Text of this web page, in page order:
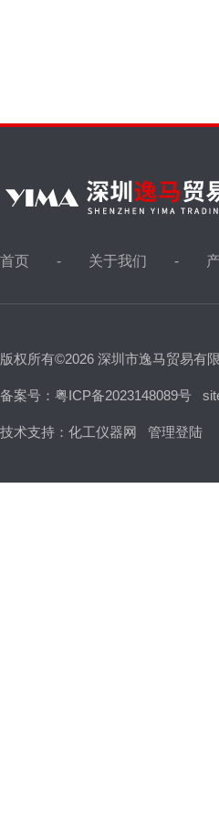
首页 关于我们
版权所有©2026 深圳市逸马贸易有
备案号：粤ICP备2023148089号
技术支持： 化工仪器网 管理登陆